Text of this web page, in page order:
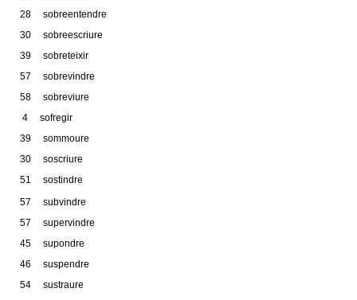
28 sobreentendre
30 sobreescriure
39 sobreteixir
57 sobrevindre
58 sobreviure
4 sofregir
39 sommoure
30 soscriure
51 sostindre
57 subvindre
57 supervindre
45 supondre
46 suspendre
54 sustraure